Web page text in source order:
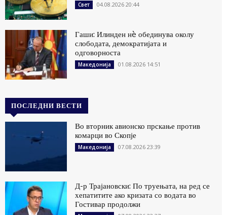
Свет 04.08.2026 20:44
Гаши: Илинден нè обединува околу
слободата, демократијата и
одговорноста
Македонија 01.08.2026 14:51
ПОСЛЕДНИ ВЕСТИ
Во вторник авионско прскање против
комарци во Скопје
Македонија 07.08.2026 23:39
Д-р Трајановски: По труењата, на ред се
хепатитите ако кризата со водата во
Гостивар продолжи